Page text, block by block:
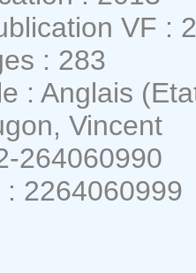
VF :
: 283
: Anglais
Vincent
264060990
: 2264060999